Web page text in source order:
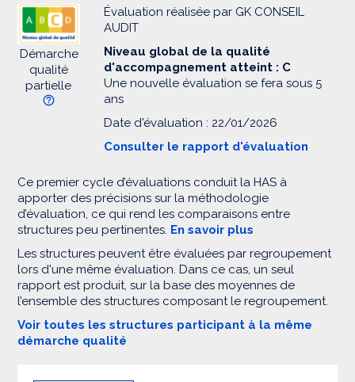
Démarche
qualité
partielle
Évaluation réalisée par GK CONSEIL
AUDIT
Niveau global de la qualité
d'accompagnement atteint : C
Une nouvelle évaluation se fera sous 5
ans
Date d'évaluation : 22/01/2026
Consulter le rapport d'évaluation
Ce premier cycle d’évaluations conduit la HAS à
apporter des précisions sur la méthodologie
d’évaluation, ce qui rend les comparaisons entre
structures peu pertinentes. En savoir plus
Les structures peuvent être évaluées par regroupement
lors d'une même évaluation. Dans ce cas, un seul
rapport est produit, sur la base des moyennes de
l’ensemble des structures composant le regroupement.
Voir toutes les structures participant à la même
démarche qualité